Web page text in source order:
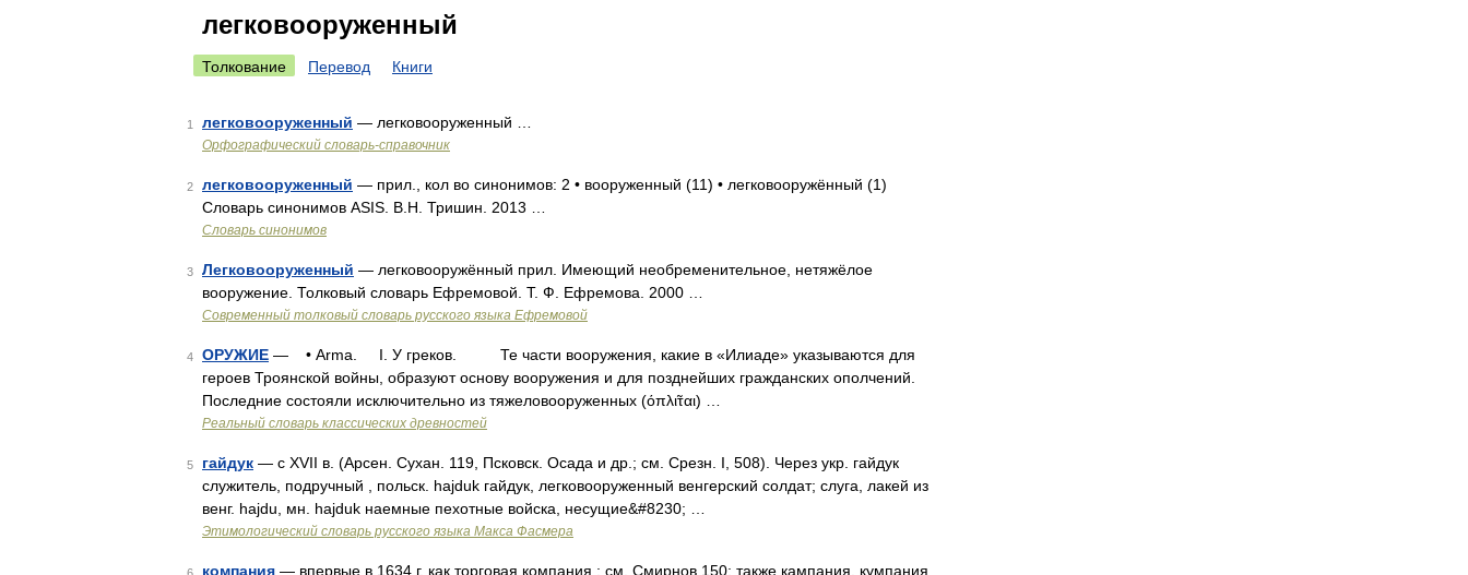
легковооруженный
Толкование Перевод Книги
1 легковооруженный — легковооруженный …
Орфографический словарь-справочник
2 легковооруженный — прил., кол во синонимов: 2 • вооруженный (11) • легковооружённый (1)
Словарь синонимов ASIS. В.Н. Тришин. 2013 …
Словарь синонимов
3 Легковооруженный — легковооружённый прил. Имеющий необременительное, нетяжёлое
вооружение. Толковый словарь Ефремовой. Т. Ф. Ефремова. 2000 …
Современный толковый словарь русского языка Ефремовой
4 ОРУЖИЕ — • Arma. I. У греков. Те части вооружения, какие в «Илиаде» указываются для
героев Троянской войны, образуют основу вооружения и для позднейших гражданских ополчений.
Последние состояли исключительно из тяжеловооруженных (όπλι̃ται) …
Реальный словарь классических древностей
5 гайдук — с XVII в. (Арсен. Сухан. 119, Псковск. Осада и др.; см. Срезн. I, 508). Через укр. гайдук
служитель, подручный , польск. hajduk гайдук, легковооруженный венгерский солдат; слуга, лакей из
венг. hajdu, мн. hajduk наемные пехотные войска, несущие&#8230; …
Этимологический словарь русского языка Макса Фасмера
компания — впервые в 1634 г. как торговая компания ; см. Смирнов 150; также кампания, кумпания